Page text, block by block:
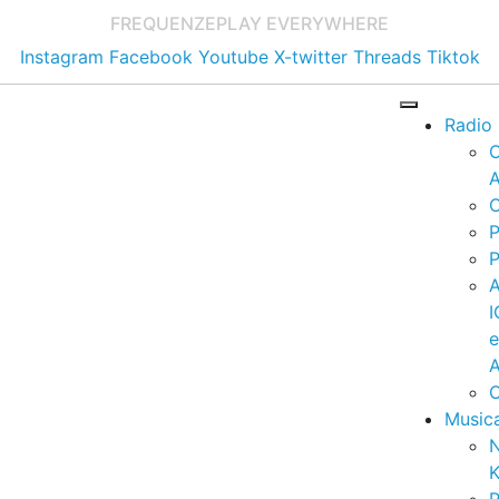
FREQUENZEPLAY EVERYWHERE
Instagram Facebook Youtube X-twitter Threads Tiktok
Radio
e